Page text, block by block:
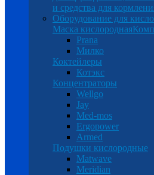
и средства для
Оборудование для
Маска кислородная
Prana
Милко
Коктейлеры
Котэкс
Концентраторы
Wellgo
Jay
Med-mos
Ergopower
Armed
Подушки кислородные
Matwave
Meridian